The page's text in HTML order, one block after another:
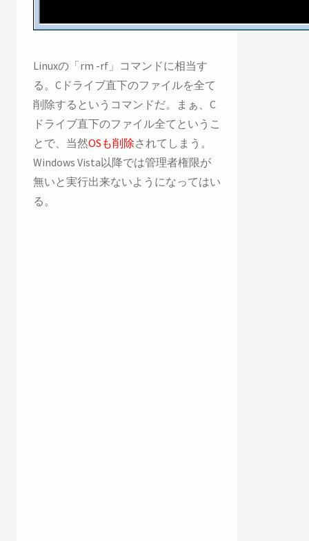
Linuxの「rm -rf」コマンドに相当す
る。Cドライブ直下のファイルを全て
削除するというコマンドだ。まぁ、C
ドライブ直下のファイル全てというこ
とで、当然OSも削除されてしまう。
Windows Vista以降では管理者権限が
無いと実行出来ないようになってはい
る。